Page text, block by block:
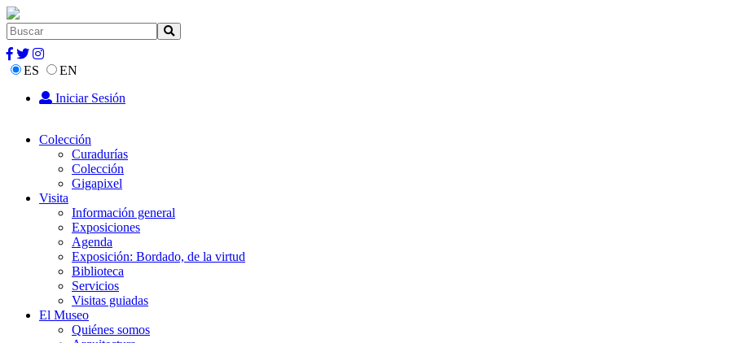
ES
EN
Iniciar Sesión
Colección
Curadurías
Colección
Gigapixel
Visita
Información general
Exposiciones
Agenda
Exposición: Bordado, de la virtud
Biblioteca
Servicios
Visitas guiadas
El Museo
Quiénes somos